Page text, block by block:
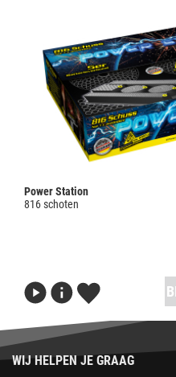
Power Station
816 schoten
WIJ HELPEN JE GRAAG